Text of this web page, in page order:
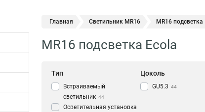
Главная Светильник MR16 MR16 подсветка
MR16 подсветка Ecola
Тип
Встраиваемый
светильник 44
Осветительная установка
Цоколь
GU5.3 44